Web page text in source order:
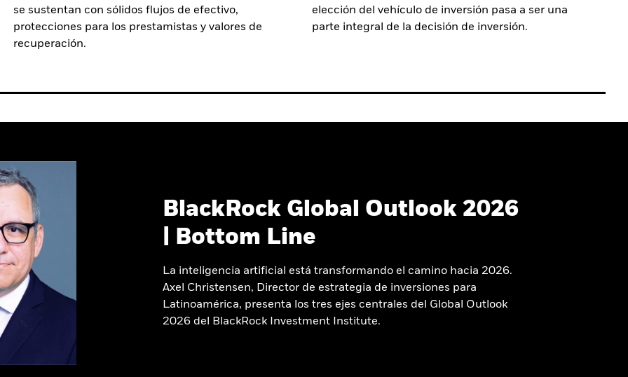
se sustentan con sólidos flujos de efectivo,
protecciones para los prestamistas y valores de
recuperación.
elección del vehículo de inversión pasa a ser una
parte integral de la decisión de inversión.
BlackRock Global Outlook 2026
| Bottom Line
La inteligencia artificial está transformando el camino hacia 2026.
Axel Christensen, Director de estrategia de inversiones para
Latinoamérica, presenta los tres ejes centrales del Global Outlook
2026 del BlackRock Investment Institute.